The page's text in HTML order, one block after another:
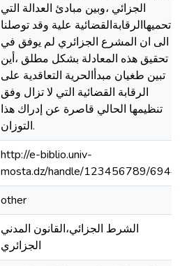
الجزائي ،وبين مبادئ العدالة التي
تحميهاالرقابةالقضائية علية وقد توصلنا
الى ان المشرع الجزائري لم يوفق في
تحقيق هذه المعادلة بشكل مطلق ،أين
تبين طغيان مبدأالحرية التعاقدية على
الرقابة القضائية التي لا تزال وفق
تنظيمها الحالي قاصرة عن إدراك هذا
التوزان.
http://e-biblio.univ-
mosta.dz/handle/123456789/6944
other
الشرط الجزائي،القانون المدني
الجزائري